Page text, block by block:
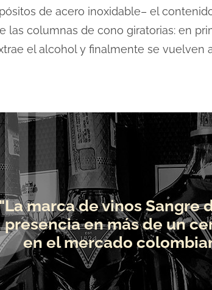
de acero inoxidable– el
las columnas de cono giratorias: en
el alcohol y finalmente se
"La marca de vinos Sangre
presencia en más de un
en el mercado